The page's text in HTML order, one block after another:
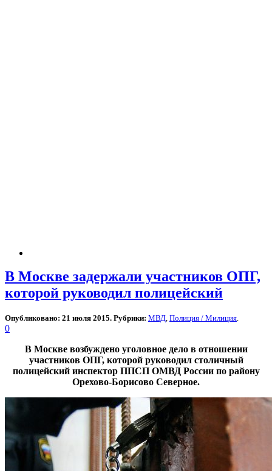
В Москве задержали участников ОПГ,
которой руководил полицейский
Опубликовано: 21 июля 2015. Рубрики: МВД Полиция / Милиция
0
В Москве возбуждено уголовное дело в отношении
участников ОПГ, которой руководил столичный
полицейский инспектор ППСП ОМВД России по району
Орехово-Борисово Северное.